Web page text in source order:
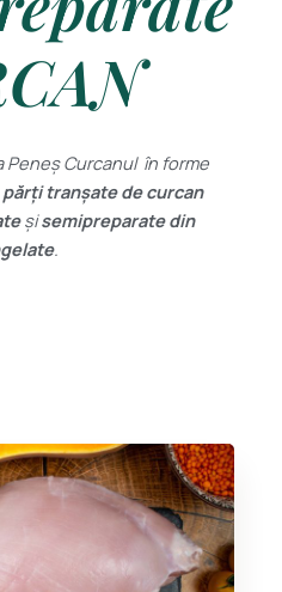
Peneș Curcanul în forme
părți tranșate de curcan
șisemipreparate din
.